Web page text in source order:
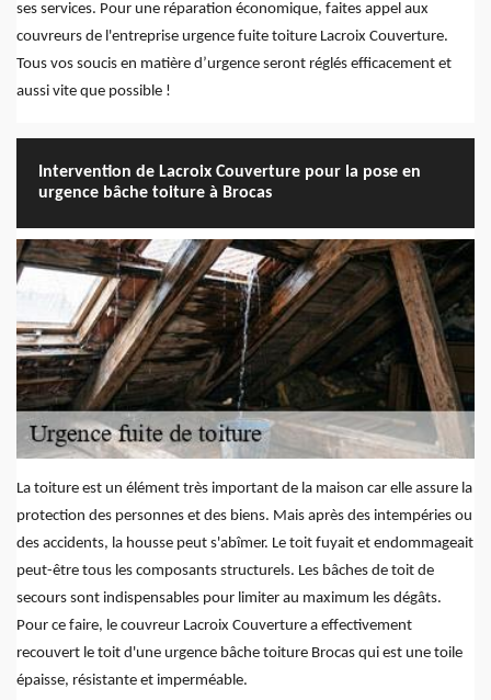
ses services. Pour une réparation économique, faites appel aux
couvreurs de l'entreprise urgence fuite toiture Lacroix Couverture.
Tous vos soucis en matière d’urgence seront réglés efficacement et
aussi vite que possible !
Intervention de Lacroix Couverture pour la pose en
urgence bâche toiture à Brocas
La toiture est un élément très important de la maison car elle assure la
protection des personnes et des biens. Mais après des intempéries ou
des accidents, la housse peut s'abîmer. Le toit fuyait et endommageait
peut-être tous les composants structurels. Les bâches de toit de
secours sont indispensables pour limiter au maximum les dégâts.
Pour ce faire, le couvreur Lacroix Couverture a effectivement
recouvert le toit d'une urgence bâche toiture Brocas qui est une toile
épaisse, résistante et imperméable.